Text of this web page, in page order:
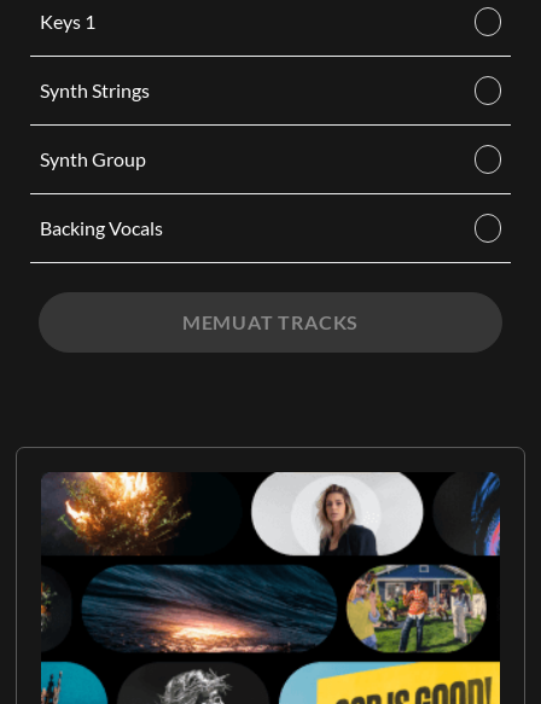
Keys 1
Synth Strings
Synth Group
Backing Vocals
MEMUAT TRACKS